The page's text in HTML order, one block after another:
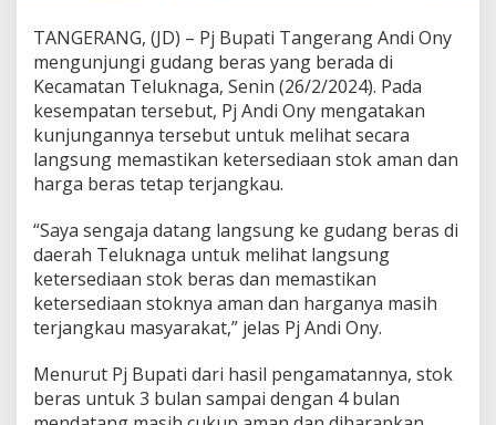
k
d
a
n
K
e
t
e
r
a
n
g
a
u
n
H
TANGERANG, (JD) – Pj Bupati Tangerang Andi Ony
mengunjungi gudang beras yang berada di
Kecamatan Teluknaga, Senin (26/2/2024). Pada
kesempatan tersebut, Pj Andi Ony mengatakan
kunjungannya tersebut untuk melihat secara
langsung memastikan ketersediaan stok aman dan
harga beras tetap terjangkau.
“Saya sengaja datang langsung ke gudang beras di
daerah Teluknaga untuk melihat langsung
ketersediaan stok beras dan memastikan
ketersediaan stoknya aman dan harganya masih
terjangkau masyarakat,” jelas Pj Andi Ony.
Menurut Pj Bupati dari hasil pengamatannya, stok
beras untuk 3 bulan sampai dengan 4 bulan